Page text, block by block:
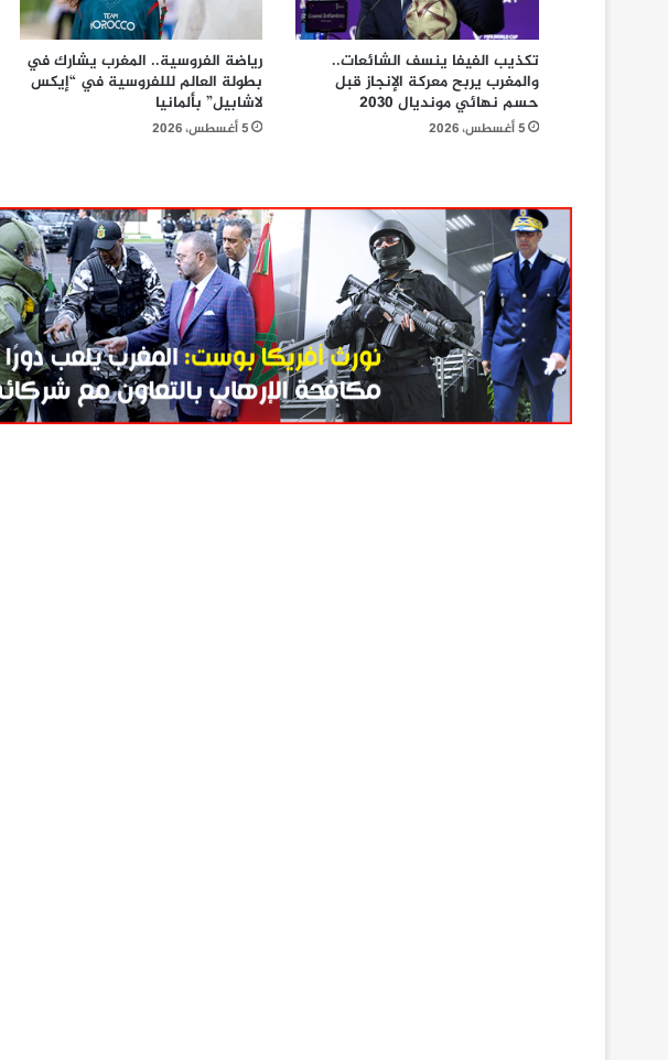
تكذيب الفيفا ينسف الشائعات..
والمغرب يربح معركة الإنجاز قبل
حسم نهائي مونديال 2030
5 أغسطس، 2026
رياضة الفروسية.. المغرب يشارك في
بطولة العالم لللفروسية في “إيكس
لاشابيل” بألمانيا
5 أغسطس، 2026